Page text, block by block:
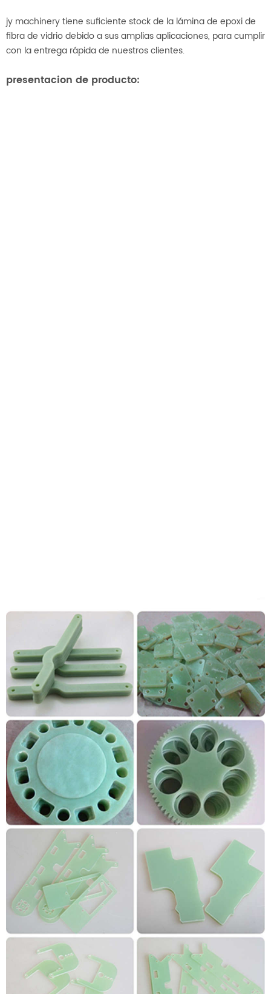
jy machinery tiene suficiente stock de la lámina de epoxi de
fibra de vidrio debido a sus amplias aplicaciones, para cumplir
con la entrega rápida de nuestros clientes.
presentacion de producto: